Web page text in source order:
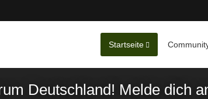
Startseite
Deutschland! Melde dich